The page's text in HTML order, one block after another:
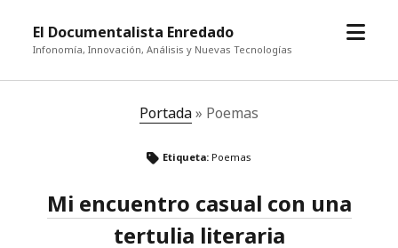
El Documentalista Enredado
Infonomía, Innovación, Análisis y Nuevas Tecnologías
abrir
Portada» Poemas
Etiqueta: Poemas
Mi encuentro casual con una
tertulia literaria